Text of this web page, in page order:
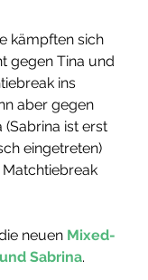
kämpften sich
gegen Tina und
ins
aber gegen
(Sabrina ist erst
eingetreten)
neuen Mixed-
Sabrina.